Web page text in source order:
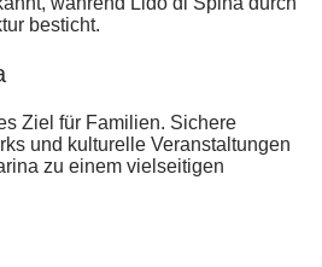
besticht.
Ziel für Familien. Sichere
und kulturelle Veranstaltungen
zu einem vielseitigen